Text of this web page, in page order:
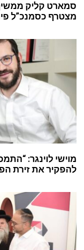
סמארט קליק
מצטרף כסמנכ”ל
מוישי לוינגר:
להפקיר את זירת